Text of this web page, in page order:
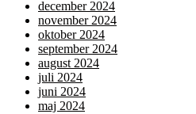
december 2024
november 2024
oktober 2024
september 2024
august 2024
juli 2024
juni 2024
maj 2024